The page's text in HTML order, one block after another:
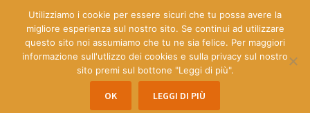
Copyright © 2026Economia & Democrazia a Misura d'Uomo
WordPressand Bam.
Utilizziamo i cookie per essere sicuri che tu possa avere la
migliore esperienza sul nostro sito. Se continui ad utilizzare
questo sito noi assumiamo che tu ne sia felice. Per maggiori
informazione sull'utlizzo dei cookies e sulla privacy sul nostro
sito premi sul bottone "Leggi di più".
OK LEGGI DI PIÙ